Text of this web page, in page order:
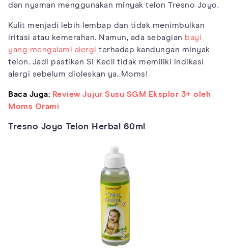
dan nyaman menggunakan minyak telon Tresno Joyo.
Kulit menjadi lebih lembap dan tidak menimbulkan
iritasi atau kemerahan. Namun, ada sebagian bayi
yang mengalami alergi terhadap kandungan minyak
telon. Jadi pastikan Si Kecil tidak memiliki indikasi
alergi sebelum dioleskan ya, Moms!
Baca Juga: Review Jujur Susu SGM Eksplor 3+ oleh
Moms Orami
Tresno Joyo Telon Herbal 60ml